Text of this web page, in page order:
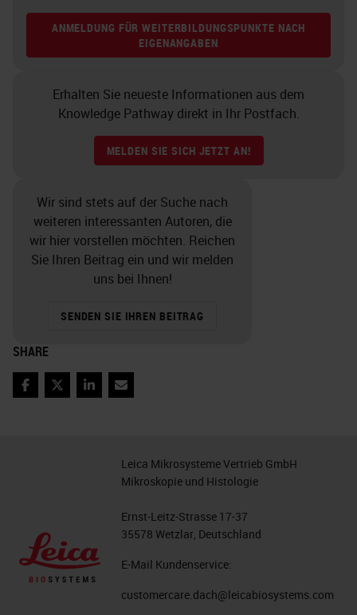
ANMELDUNG FÜR WEITERBILDUNGSPUNKTE NACH
EIGENANGABEN
Erhalten Sie neueste Informationen aus dem
Knowledge Pathway direkt in Ihr Postfach.
MELDEN SIE SICH JETZT AN!
Wir sind stets auf der Suche nach
weiteren interessanten Autoren, die
wir hier vorstellen möchten. Reichen
Sie Ihren Beitrag ein und wir melden
uns bei Ihnen!
SENDEN SIE IHREN BEITRAG
SHARE
Facebook
TwitterLinkedIn
Email
Leica Mikrosysteme Vertrieb GmbH
Mikroskopie und Histologie
Ernst-Leitz-Strasse 17-37
35578 Wetzlar, Deutschland
E-Mail Kundenservice:
customercare.dach@leicabiosystems.com